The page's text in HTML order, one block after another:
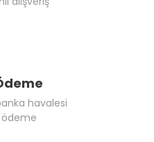
havalesi